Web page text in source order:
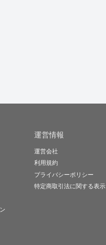
運営情報
運営会社
利用規約
プライバシーポリシー
特定商取引法に関する表示